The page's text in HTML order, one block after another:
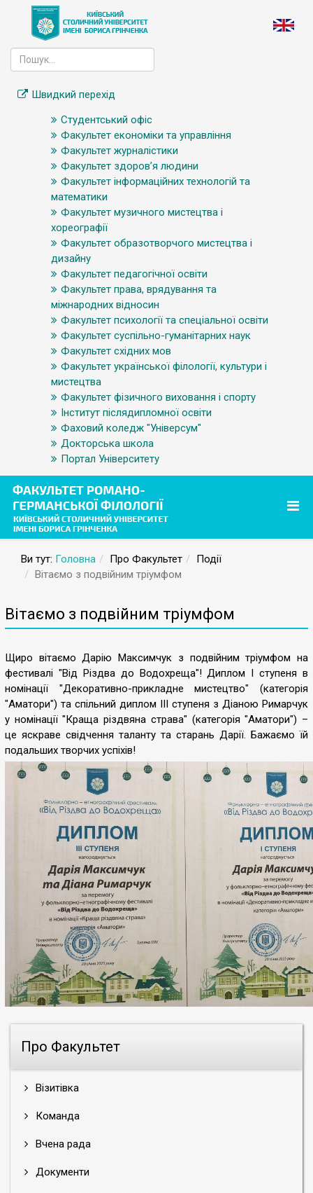
Швидкий перехід
Студентський офіс
Факультет економіки та управління
Факультет журналістики
Факультет здоров’я людини
Факультет інформаційних технологій та
математики
Факультет музичного мистецтва і
хореографії
Факультет образотворчого мистецтва і
дизайну
Факультет педагогічної освіти
Факультет права, врядування та
міжнародних відносин
Факультет психології та спеціальної освіти
Факультет суспільно-гуманітарних наук
Факультет східних мов
Факультет української філології, культури і
мистецтва
Факультет фізичного виховання і спорту
Інститут післядипломної освіти
Фаховий коледж "Універсум"
Докторська школа
Портал Університету
Ви тут: Головна Про Факультет
Події
Вітаємо з подвійним тріумфом
Про Факультет
Візитівка
Команда
Вчена рада
Документи
Вітаємо з подвійним тріумфом
Щиро вітаємо Дарію Максимчук з подвійним тріумфом на
фестивалі "Від Різдва до Водохреща"! Диплом І ступеня в
номінації "Декоративно-прикладне мистецтво" (категорія
"Аматори") та спільний диплом ІІІ ступеня з Діаною Римарчук
у номінації "Краща різдвяна страва" (категорія "Аматори") –
це яскраве свідчення таланту та старань Дарії. Бажаємо їй
подальших творчих успіхів!